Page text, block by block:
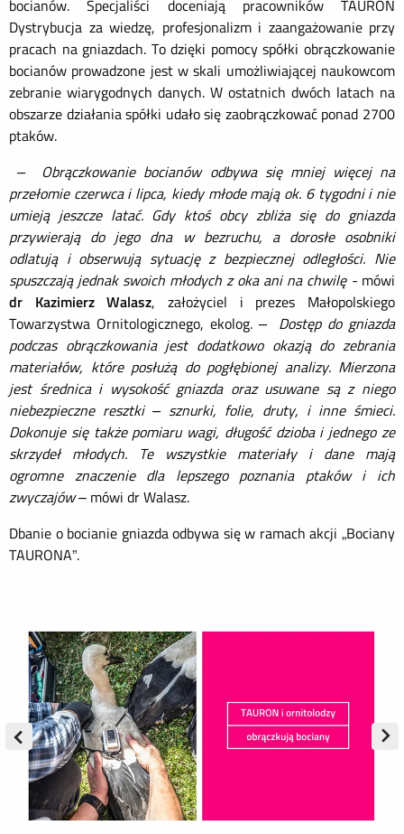
bocianów. Specjaliści doceniają pracowników TAURON
Dystrybucja za wiedzę, profesjonalizm i zaangażowanie przy
pracach na gniazdach. To dzięki pomocy spółki obrączkowanie
bocianów prowadzone jest w skali umożliwiającej naukowcom
zebranie wiarygodnych danych. W ostatnich dwóch latach na
obszarze działania spółki udało się zaobrączkować ponad 2700
ptaków.
– Obrączkowanie bocianów odbywa się mniej więcej na
przełomie czerwca i lipca, kiedy młode mają ok. 6 tygodni i nie
umieją jeszcze latać. Gdy ktoś obcy zbliża się do gniazda
przywierają do jego dna w bezruchu, a dorosłe osobniki
odlatują i obserwują sytuację z bezpiecznej odległości. Nie
spuszczają jednak swoich młodych z oka ani na chwilę - mówi
dr Kazimierz Walasz, założyciel i prezes Małopolskiego
Towarzystwa Ornitologicznego, ekolog.– Dostęp do gniazda
podczas obrączkowania jest dodatkowo okazją do zebrania
materiałów, które posłużą do pogłębionej analizy. Mierzona
jest średnica i wysokość gniazda oraz usuwane są z niego
niebezpieczne resztki – sznurki, folie, druty, i inne śmieci.
Dokonuje się także pomiaru wagi, długość dzioba i jednego ze
skrzydeł młodych. Te wszystkie materiały i dane mają
ogromne znaczenie dla lepszego poznania ptaków i ich
zwyczajów– mówi dr Walasz.
Dbanie o bocianie gniazda odbywa się w ramach akcji „Bociany
TAURONA”.